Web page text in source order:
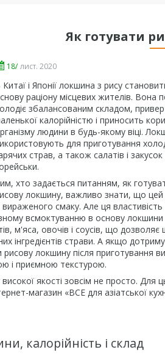
Як готувати
18/ лист. 2020
Китаї і Японії локшина з рису
раціону місцевих жителів. Вона
збалансованим складом,
калорійністю і приносить
людини в будь-якому віці.
для приготування
страв, а також салатів і
хто задається питанням, як
локшину, важливо знати, що цей
смаку. Але ця властивість
всмоктуванню в основу локшини
м'яса, овочів і соусів, що дозволяє
інгредієнтів страви. А якщо
локшину після приготування
і приємною текстурою.
якості зовсім не просто. Для
магазин «ВСЕ для азіатської
калорійність і склад